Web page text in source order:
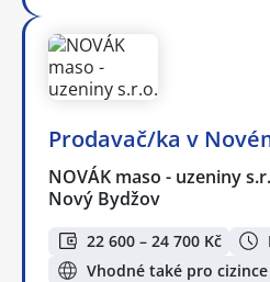
Prodavač/ka v
NOVÁK maso - uzeniny
Nový Bydžov
22 600 – 24 700 Kč
Vhodné také pro cizince